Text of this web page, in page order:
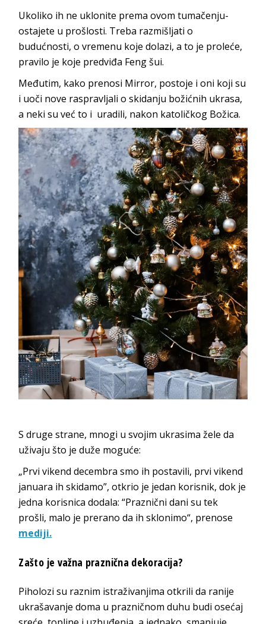
Ukoliko ih ne uklonite prema ovom tumačenju-
ostajete u prošlosti. Treba razmišljati o
budućnosti, o vremenu koje dolazi, a to je proleće,
pravilo je koje predviđa Feng šui.
Međutim, kako prenosi Mirror, postoje i oni koji su
i uoči nove raspravljali o skidanju božićnih ukrasa,
a neki su već to i uradili, nakon katoličkog Božica.
S druge strane, mnogi u svojim ukrasima žele da
uživaju što je duže moguće:
„Prvi vikend decembra smo ih postavili, prvi vikend
januara ih skidamo”, otkrio je jedan korisnik, dok je
jedna korisnica dodala: “Praznični dani su tek
prošli, malo je prerano da ih sklonimo“, prenose
mediji.
Zašto je važna praznična dekoracija?
Piholozi su raznim istraživanjima otkrili da ranije
ukrašavanje doma u prazničnom duhu budi osećaj